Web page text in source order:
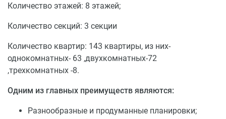
Количество этажей: 8 этажей;
Количество секций: 3 секции
Количество квартир: 143 квартиры, из них-
однокомнатных- 63 ,двухкомнатных-72
,трехкомнатных -8.
Одним из главных преимуществ являются:
Разнообразные и продуманные планировки;